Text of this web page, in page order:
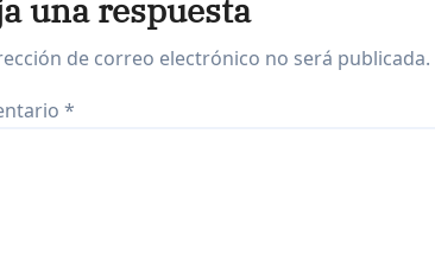
una respuesta
de correo electrónico no será publicada.
*